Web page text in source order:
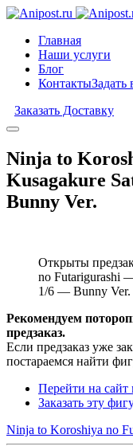
Главная
Наши услуги
Блог
КонтактыЗадать
Заказать Доставку
Ninja to
Kusagakure
Bunny Ver.
Открыты
no Futarigurashi
1/6 — Bunny Ver.
Рекомендуем
предзаказ.
Если предзаказ уже
постараемся найти
Перейти на сайт
Заказать эту
Ninja to Koroshiya no